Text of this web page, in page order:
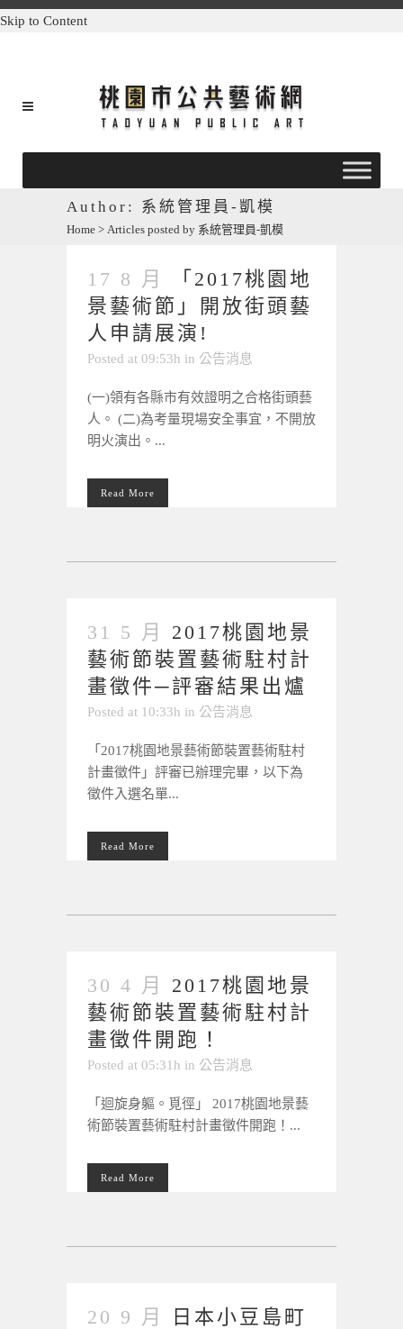
Skip to Content
Author: 系統管理員-凱模
Home > Articles posted by 系統管理員-凱模
17 8 月
「2017桃園地
景藝術節」開放街頭藝
人申請展演!
Posted at 09:53h in 公告消息
(一)領有各縣市有效證明之合格街頭藝
人。 (二)為考量現場安全事宜，不開放
明火演出。...
Read More
31 5 月
2017桃園地景
藝術節裝置藝術駐村計
畫徵件─評審結果出爐
Posted at 10:33h in 公告消息
「2017桃園地景藝術節裝置藝術駐村
計畫徵件」評審已辦理完畢，以下為
徵件入選名單...
Read More
30 4 月
2017桃園地景
藝術節裝置藝術駐村計
畫徵件開跑！
Posted at 05:31h in 公告消息
「迴旋身軀。覓徑」 2017桃園地景藝
術節裝置藝術駐村計畫徵件開跑！...
Read More
20 9 月
日本小豆島町